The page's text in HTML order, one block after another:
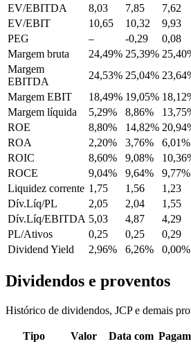
EV/EBITDA
8,03 7,85 7,62
EV/EBIT
10,65 10,32 9,93
PEG
– -0,29 0,08
Margem bruta
24,49% 25,39%
Margem
EBITDA
24,53% 25,04%
Margem EBIT
18,49% 19,05%
Margem líquida
5,29% 8,86%
ROE
8,80% 14,82%
ROA
2,20% 3,76% 6,01%
ROIC
8,60% 9,08%
ROCE
9,04% 9,64% 9,77%
Liquidez corrente 1,75 1,56 1,23
Dív.Líq/PL
2,05 2,04 1,55
Dív.Líq/EBITDA 5,03 4,87 4,29
PL/Ativos
0,25 0,25 0,29
Dividend Yield
2,96% 6,26% 0,00%
Dividendos e proventos
Histórico de dividendos, JCP e demais
Tipo Valor Data com